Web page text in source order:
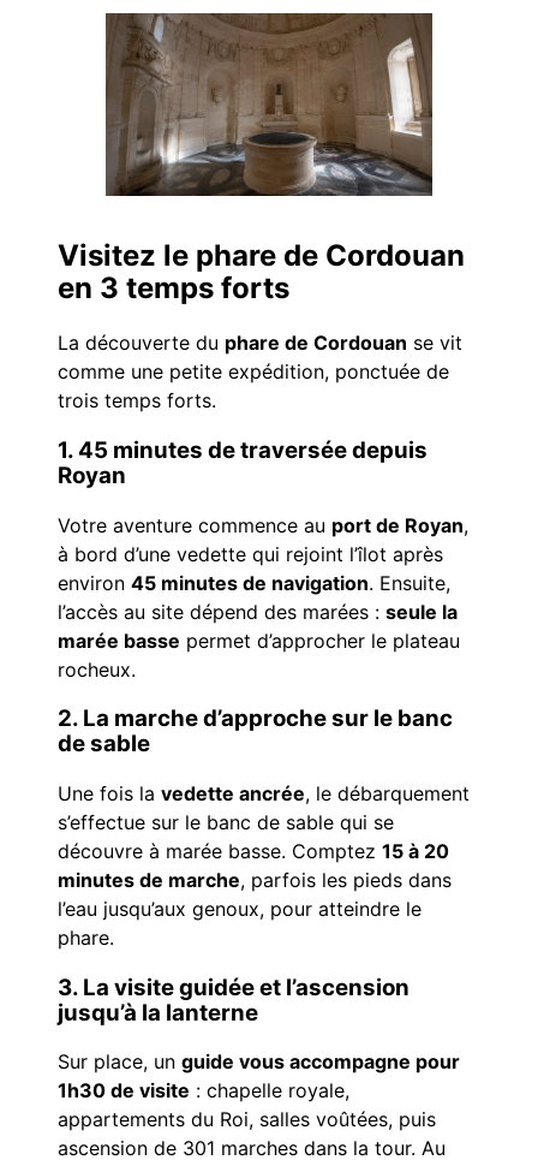
Visitez le phare de Cordouan
en 3 temps forts
La découverte du phare de Cordouan se vit
comme une petite expédition, ponctuée de
trois temps forts.
1. 45 minutes de traversée depuis
Royan
Votre aventure commence au port de Royan,
à bord d’une vedette qui rejoint l’îlot après
environ 45 minutes de navigation. Ensuite,
l’accès au site dépend des marées : seule la
marée basse permet d’approcher le plateau
rocheux.
2. La marche d’approche sur le banc
de sable
Une fois la vedette ancrée, le débarquement
s’effectue sur le banc de sable qui se
découvre à marée basse. Comptez 15 à 20
minutes de marche, parfois les pieds dans
l’eau jusqu’aux genoux, pour atteindre le
phare.
3. La visite guidée et l’ascension
jusqu’à la lanterne
Sur place, un guide vous accompagne pour
1h30 de visite : chapelle royale,
appartements du Roi, salles voûtées, puis
ascension de 301 marches dans la tour. Au